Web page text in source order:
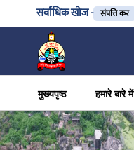
सर्वाधिक खोज - संपत्ति कर
मुख्यपृष्ठ हमारे बारे में